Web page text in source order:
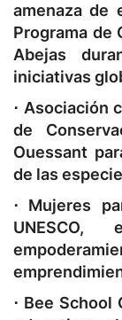
amenaza de
Programa de
Abejas
iniciativas
⋅ Asociación
de
Ouessant
de las
⋅ Mujeres
⋅ Bee School